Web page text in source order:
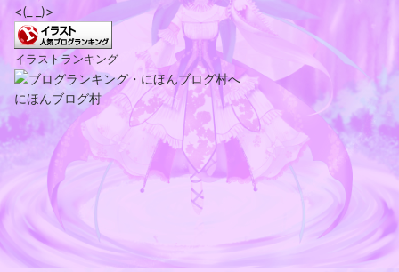
<(_ _)>
イラストランキング
にほんブログ村